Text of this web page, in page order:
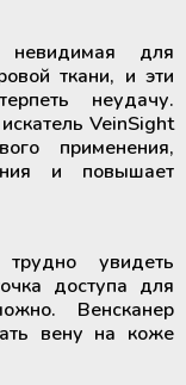
для
ткани, и эти
неудачу.
VeinSight
применения,
и повышает
увидеть
доступа для
Венсканер
вену на коже